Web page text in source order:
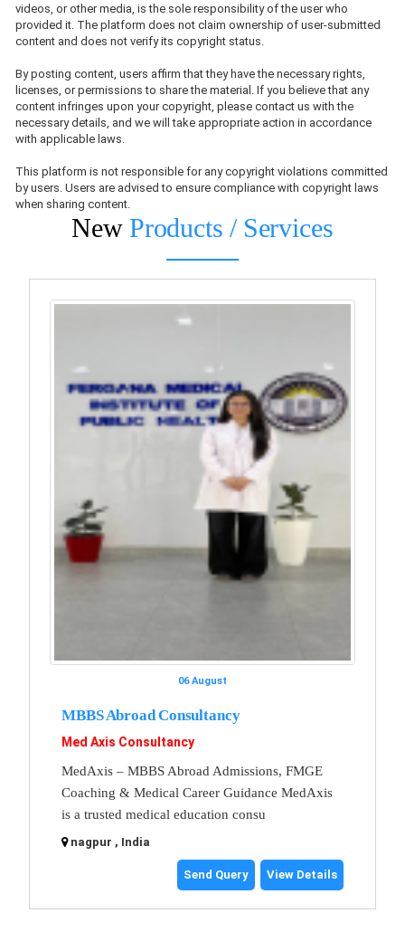
videos, or other media, is the sole responsibility of the user who
provided it. The platform does not claim ownership of user-submitted
content and does not verify its copyright status.
By posting content, users affirm that they have the necessary rights,
licenses, or permissions to share the material. If you believe that any
content infringes upon your copyright, please contact us with the
necessary details, and we will take appropriate action in accordance
with applicable laws.
This platform is not responsible for any copyright violations committed
by users. Users are advised to ensure compliance with copyright laws
when sharing content.
New Products / Services
06 August
MBBS Abroad Consultancy
Med Axis Consultancy
MedAxis – MBBS Abroad Admissions, FMGE
Coaching & Medical Career Guidance MedAxis
is a trusted medical education consu
nagpur , India
Send Query View Details